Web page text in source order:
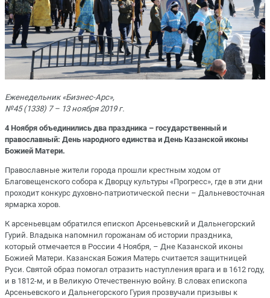
Еженедельник «Бизнес-Арс»,
№45 (1338) 7 – 13 ноября 2019 г.
4 Ноября объединились два праздника – государственный и
православный: День народного единства и День Казанской иконы
Божией Матери.
Православные жители города прошли крестным ходом от
Благовещенского собора к Дворцу культуры «Прогресс», где в эти дни
проходит конкурс духовно-патриотической песни – Дальневосточная
ярмарка хоров.
К арсеньевцам обратился епископ Арсеньевский и Дальнегорский
Гурий. Владыка напомнил горожанам об истории праздника,
который отмечается в России 4 Ноября, – Дне Казанской иконы
Божией Матери. Казанская Божия Матерь считается защитницей
Руси. Святой образ помогал отразить наступления врага и в 1612 году,
и в 1812-м, и в Великую Отечественную войну. В словах епископа
Арсеньевского и Дальнегорского Гурия прозвучали призывы к